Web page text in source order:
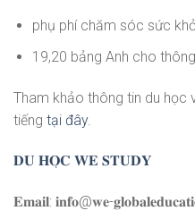
phụ phí chăm sóc sức
19,20 bảng Anh cho
Tham khảo thông tin du học
tiếng tại đây.
𝐃𝐔 𝐇𝐎̣𝐂 𝐖𝐄 𝐒𝐓𝐔𝐃𝐘
𝐄𝐦𝐚𝐢𝐥: 𝐢𝐧𝐟𝐨@𝐰𝐞-